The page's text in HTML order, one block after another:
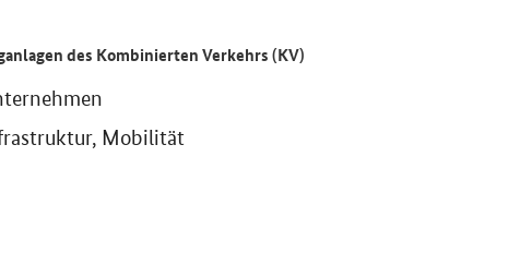
des Kombinierten Verkehrs (KV)
Mobilität